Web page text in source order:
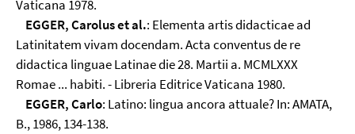
Vaticana 1978.
EGGER, Carolus et al.: Elementa artis didacticae ad
Latinitatem vivam docendam. Acta conventus de re
didactica linguae Latinae die 28. Martii a. MCMLXXX
Romae ... habiti. - Libreria Editrice Vaticana 1980.
EGGER, Carlo: Latino: lingua ancora attuale? In: AMATA,
B., 1986, 134-138.